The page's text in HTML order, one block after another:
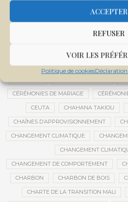
ACCEPTER
REFUSER
VOIR LES
Politique de cookies
CENTRE DE SANTÉ COMMUNAUTAIRE
CENTRE INTERNATIONAL DE
CENTRE MALI
CENTRE NATIONAL DES EXAMENS ET
CENTRES DE DONNÉES CERCLE
CÉRÉMONIES DE MARIAGE
CEUTA CHAHANA TAKIOU
CHAÎNES D’APPROVISIONNEMENT
CHANGEMENT CLIMATIQUE
CHANGEMENT
CHANGEMENT DE COMPORTEMENT
CHARBON CHARBON DE BOIS
CHARTE DE LA TRANSITION MALI